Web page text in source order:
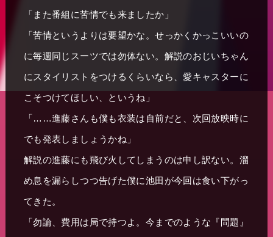
「また番組に苦情でも来ましたか」
「苦情というよりは要望かな。せっかくかっこいいの
に毎週同じスーツでは勿体ない。解説のおじいちゃん
にスタイリストをつけるくらいなら、愛キャスターに
こそつけてほしい、というね」
「……進藤さんも僕も衣装は自前だと、次回放映時に
でも発表しましょうかね」
解説の進藤にも飛び火してしまうのは申し訳ない。溜
め息を漏らしつつ告げた僕に池田が今回は食い下がっ
てきた。
「勿論、費用は局で持つよ。今までのような『問題』